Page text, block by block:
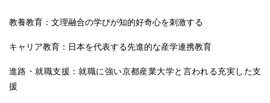
教養教育：文理融合の学びが知的好奇心を刺激する
キャリア教育：日本を代表する先進的な産学連携教育
進路・就職支援：就職に強い京都産業大学と言われる充実した支
援